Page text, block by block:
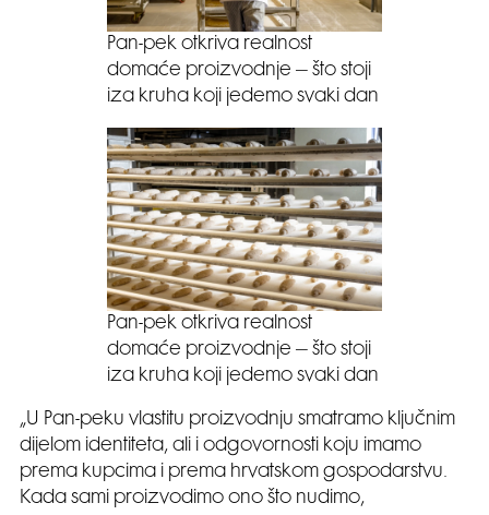
Pan-pek otkriva realnost
domaće proizvodnje – što stoji
iza kruha koji jedemo svaki dan
Pan-pek otkriva realnost
domaće proizvodnje – što stoji
iza kruha koji jedemo svaki dan
„U Pan-peku vlastitu proizvodnju smatramo ključnim
dijelom identiteta, ali i odgovornosti koju imamo
prema kupcima i prema hrvatskom gospodarstvu.
Kada sami proizvodimo ono što nudimo,